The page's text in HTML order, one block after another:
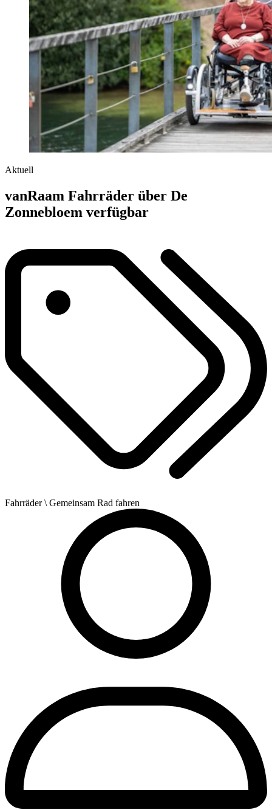
Aktuell
vanRaam Fahrräder über De
Zonnebloem verfügbar
Fahrräder\ Gemeinsam Rad fahren